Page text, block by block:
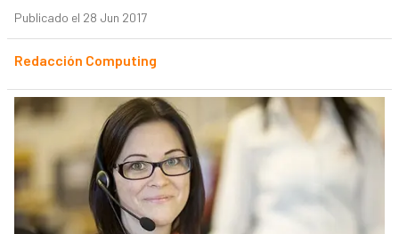
Publicado el 28 Jun 2017
Redacción Computing